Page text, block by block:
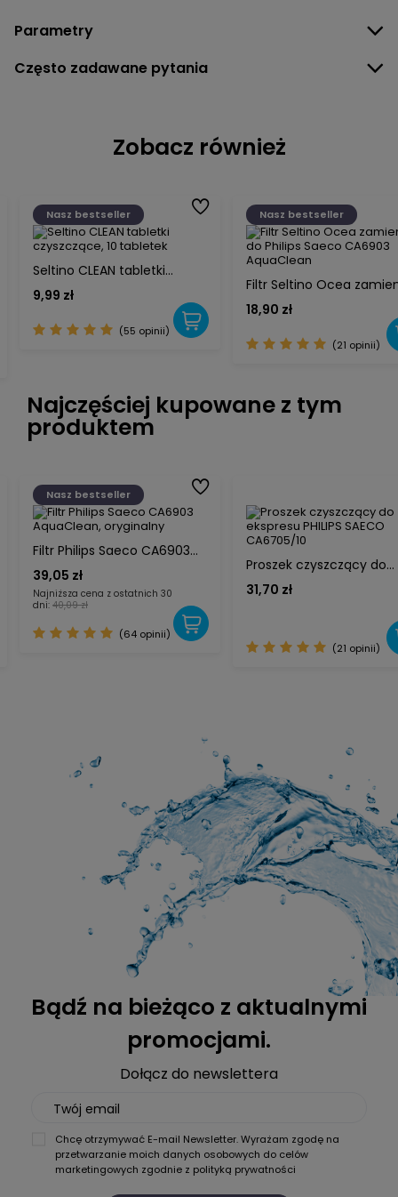
Parametry
Często zadawane pytania
Zobacz również
Nasz bestseller
Seltino CLEAN tabletki
czyszczące, 10 tabletek
9,99 zł
(55 opinii)
Nasz bestseller
Filtr Seltino Ocea
do Philips Saeco CA6903
AquaClean
18,90 zł
(21 opinii)
Najczęściej kupowane z tym
produktem
Nasz bestseller
Filtr Philips Saeco CA6903
AquaClean, oryginalny
39,05 zł
Najniższa cena z ostatnich 30
dni: 40,09 zł
(64 opinii)
Proszek czyszczący do
ekspresu PHILIPS SAECO
CA6705/10
31,70 zł
(21 opinii)
Bądź na bieżąco z aktualnymi
promocjami.
Dołącz do newslettera
Twój email
Chcę otrzymywać E-mail Newsletter. Wyrażam zgodę na
przetwarzanie moich danych osobowych do celów
marketingowych zgodnie z polityką prywatności